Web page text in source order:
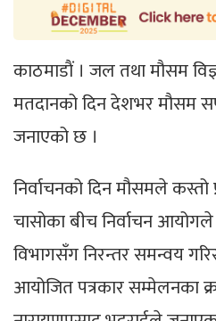
काठमाडाैं । जल तथा मौसम
मतदानको दिन देशभर मौसम
जनाएको छ ।
निर्वाचनको दिन मौसमले कस्तो
चासोका बीच निर्वाचन
विभागसँग निरन्तर समन्वय
आयोजित पत्रकार सम्मेलनका